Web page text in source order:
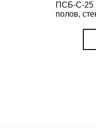
ПСБ-С-25
полов,